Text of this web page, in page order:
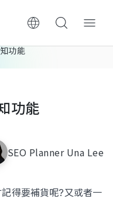
功能
功能
SEO Planner Una Lee
得要補貨呢?又或者一